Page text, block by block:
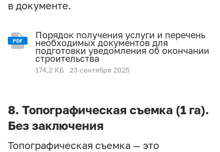
в документе.
PDF
Порядок получения услуги и перечень
необходимых документов для
подготовки уведомления об окончании
строительства
174,2 КБ 23 сентября 2025
8. Топографическая съемка (1 га).
Без заключения
Топографическая съемка — это